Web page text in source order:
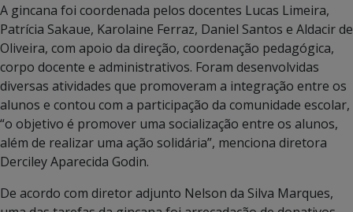
A gincana foi coordenada pelos docentes Lucas Limeira,
Patrícia Sakaue, Karolaine Ferraz, Daniel Santos e Aldacir de
Oliveira, com apoio da direção, coordenação pedagógica,
corpo docente e administrativos. Foram desenvolvidas
diversas atividades que promoveram a integração entre os
alunos e contou com a participação da comunidade escolar,
“o objetivo é promover uma socialização entre os alunos,
além de realizar uma ação solidária”, menciona diretora
Derciley Aparecida Godin.
De acordo com diretor adjunto Nelson da Silva Marques,